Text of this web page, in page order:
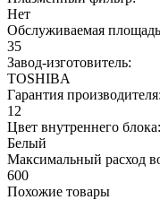
Нет
Обслуживаемая
35
Завод-изготовитель:
TOSHIBA
Гарантия производителя:
12
Цвет внутреннего блока:
Белый
Максимальный расход
600
Похожие товары